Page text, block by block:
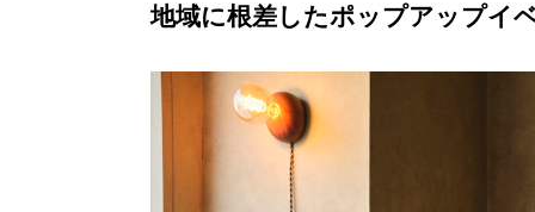
地域に根差したポップアップイ